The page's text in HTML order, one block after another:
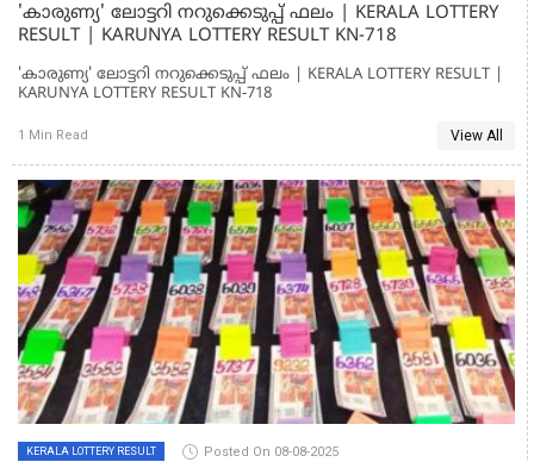
'കാരുണ്യ' ലോട്ടറി നറുക്കെടുപ്പ് ഫലം | KERALA LOTTERY
RESULT | KARUNYA LOTTERY RESULT KN-718
'കാരുണ്യ' ലോട്ടറി നറുക്കെടുപ്പ് ഫലം | KERALA LOTTERY RESULT |
KARUNYA LOTTERY RESULT KN-718
1 Min Read View All
KERALA LOTTERY RESULT Posted On 08-08-2025